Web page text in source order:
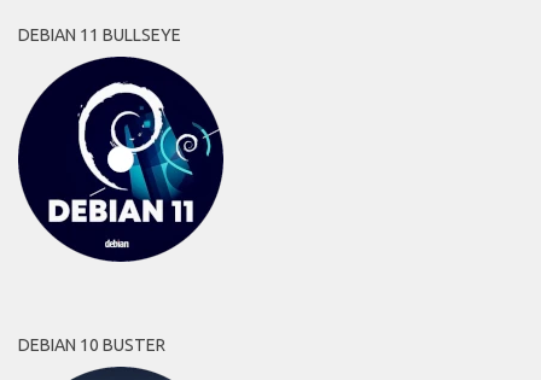
DEBIAN 11 BULLSEYE
DEBIAN 10 BUSTER